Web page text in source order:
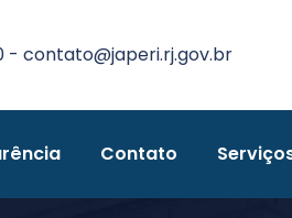
- contato@japeri.rj.gov.br
Contato